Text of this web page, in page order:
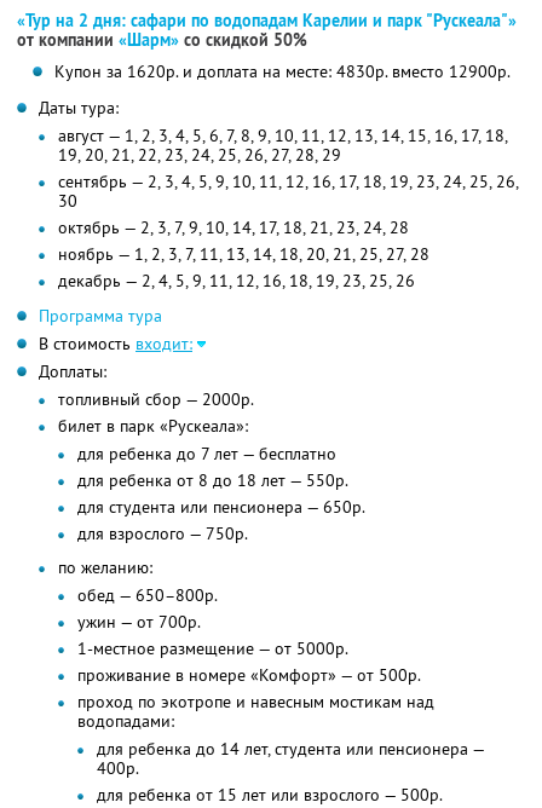
«Тур на 2 дня: сафари по водопадам Карелии и парк "Рускеала"»
от компании «Шарм» со скидкой 50%
Купон за 1620р. и доплата на месте: 4830р. вместо 12900р.
Даты тура:
август — 1, 2, 3, 4, 5, 6, 7, 8, 9, 10, 11, 12, 13, 14, 15, 16, 17, 18,
19, 20, 21, 22, 23, 24, 25, 26, 27, 28, 29
сентябрь — 2, 3, 4, 5, 9, 10, 11, 12, 16, 17, 18, 19, 23, 24, 25, 26,
30
октябрь — 2, 3, 7, 9, 10, 14, 17, 18, 21, 23, 24, 28
ноябрь — 1, 2, 3, 7, 11, 13, 14, 18, 20, 21, 25, 27, 28
декабрь — 2, 4, 5, 9, 11, 12, 16, 18, 19, 23, 25, 26
Программа тура
В стоимость входит:
Доплаты:
топливный сбор — 2000р.
билет в парк «Рускеала»:
для ребенка до 7 лет — бесплатно
для ребенка от 8 до 18 лет — 550р.
для студента или пенсионера — 650р.
для взрослого — 750р.
по желанию:
обед — 650–800р.
ужин — от 700р.
1-местное размещение — от 5000р.
проживание в номере «Комфорт» — от 500р.
проход по экотропе и навесным мостикам над
водопадами:
для ребенка до 14 лет, студента или пенсионера —
400р.
для ребенка от 15 лет или взрослого — 500р.